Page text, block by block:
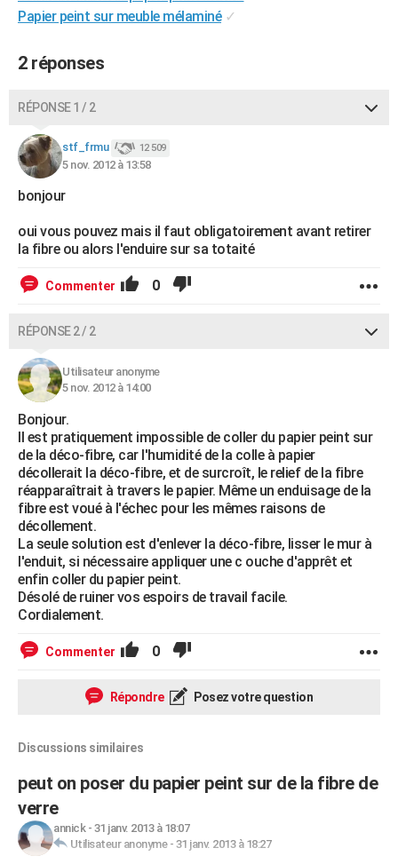
Destinations
City break
Voyage nature
Voyage de noces
Forum
Climat
PHOTO
GUIDES D'ACHAT
Carte de Noël
Carte Bonne année
Carte Saint-Valentin
Carte Pâques
Carte d'anniversaire
DICTIONNAIRE
Dictionnaire
Biographies
Citations
Expressions
Proverbes
PROGRAMME TV
COPAINS D'AVANT
AVIS DE DÉCÈS
Papier peint sur meuble mélaminé ✓
2 réponses
RÉPONSE 1 / 2
stf_frmu 12 509
5 nov. 2012 à 13:58
bonjour
oui vous pouvez mais il faut obligatoirement avant retirer
la fibre ou alors l'enduire sur sa totaité
Commenter 0
RÉPONSE 2 / 2
Utilisateur anonyme
5 nov. 2012 à 14:00
Bonjour.
Il est pratiquement impossible de coller du papier peint sur
de la déco-fibre, car l'humidité de la colle à papier
décollerait la déco-fibre, et de surcroît, le relief de la fibre
réapparaîtrait à travers le papier. Même un enduisage de la
fibre est voué à l'échec pour les mêmes raisons de
décollement.
La seule solution est d'enlever la déco-fibre, lisser le mur à
l'enduit, si nécessaire appliquer une c ouche d'apprêt et
enfin coller du papier peint.
Désolé de ruiner vos espoirs de travail facile.
Cordialement.
Commenter 0
Répondre Posez votre question
Discussions similaires
peut on poser du papier peint sur de la fibre de
verre
annick- 31 janv. 2013 à 18:07
Utilisateur anonyme- 31 janv. 2013 à 18:27